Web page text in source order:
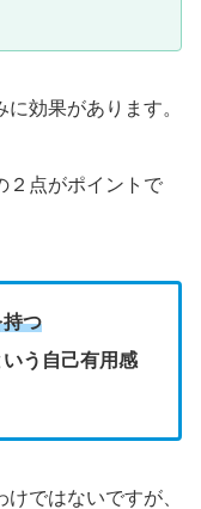
効果があります。
２点がポイントで
つ
いう自己有用感
ではないですが、